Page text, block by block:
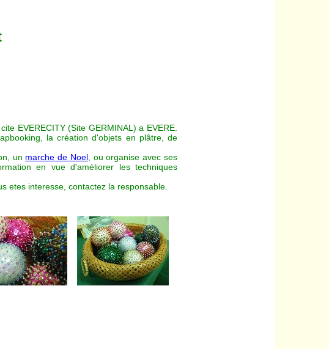
EVERECITY (Site GERMINAL) a EVERE.
la création d'objets en plâtre, de
un marche de Noel, ou organise avec ses
en vue d'améliorer les techniques
etes interesse, contactez la responsable.